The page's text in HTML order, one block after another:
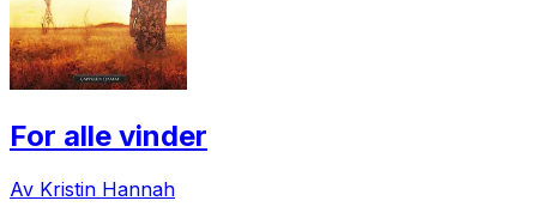
For alle vinder
Av Kristin Hannah